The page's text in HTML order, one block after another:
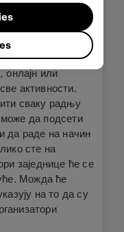
ће имати
простору или
као и
њихова улога је
онлајн или
активности.
сваку радњу
да подсети
да раде на начин
сте на
заједнице ће се
Можда ће
на то да су